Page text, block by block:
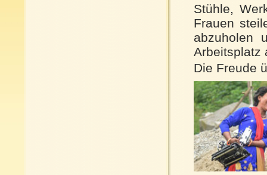
Stühle,
Frauen
abzuholen
Arbeitsplatz
Die Freude